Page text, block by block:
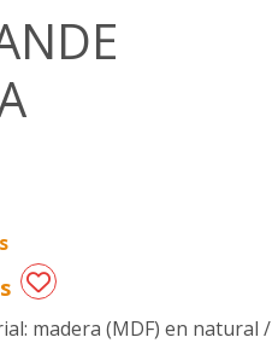
madera (MDF) en natural /